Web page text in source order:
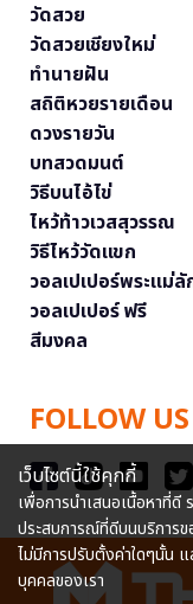
วัดสวย
วัดสวยเชียงใหม่
ทำนายฝัน
สถิติหวยรายเดือน
ดวงรายวัน
บทสวดมนต์
วิธีบนไอ้ไข่
ไหว้ท้าวเวสสุวรรณ
วิธีไหว้วัดแขก
วอลเปเปอร์พระแม่
วอลเปเปอร์ ฟรี
สีมงคล
FOLLOW US
เว็บไซต์นี้ใช้คุกกี้
เพื่อการนำเสนอเนื้อหาที่
ประสบการณ์ที่ดีบนบริการข
ไม่มีการปรับตั้งค่าใดๆนั้น
บุคคลของเรา